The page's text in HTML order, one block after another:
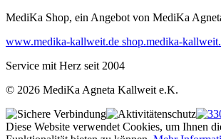
MediKa Shop, ein Angebot von MediKa
www.medika-kallweit.de shop.medika-
Service mit Herz seit 2004
© 2026 MediKa Agneta Kallweit e.K.
Diese Website verwendet Cookies, um Ihnen